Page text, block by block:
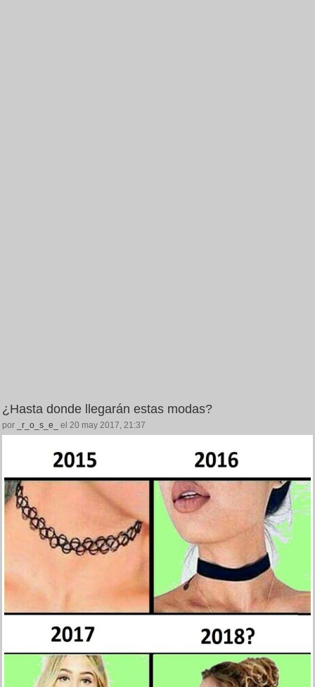
¿Hasta donde llegarán estas modas?
por _r_o_s_e_ el 20 may 2017, 21:37